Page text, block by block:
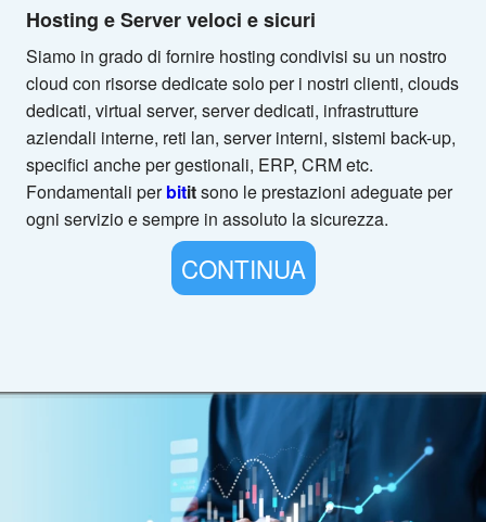
Hosting e Server veloci e sicuri
Siamo in grado di fornire hosting condivisi su un nostro
cloud con risorse dedicate solo per i nostri clienti, clouds
dedicati, virtual server, server dedicati, infrastrutture
aziendali interne, reti lan, server interni, sistemi back-up,
specifici anche per gestionali, ERP, CRM etc.
Fondamentali perbititsono le prestazioni adeguate per
ogni servizio e sempre in assoluto la sicurezza.
CONTINUA